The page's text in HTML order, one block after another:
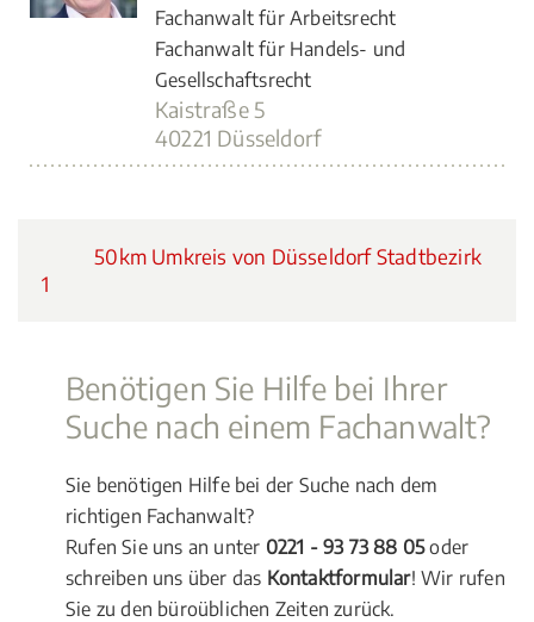
Fachanwalt für Arbeitsrecht
Fachanwalt für Handels- und
Gesellschaftsrecht
Kaistraße 5
40221 Düsseldorf
50km Umkreis von Düsseldorf Stadtbezirk
1
Benötigen Sie Hilfe bei Ihrer
Suche nach einem Fachanwalt?
Sie benötigen Hilfe bei der Suche nach dem
richtigen Fachanwalt?
Rufen Sie uns an unter 0221 - 93 73 88 05oder
schreiben uns über das Kontaktformular! Wir rufen
Sie zu den büroüblichen Zeiten zurück.